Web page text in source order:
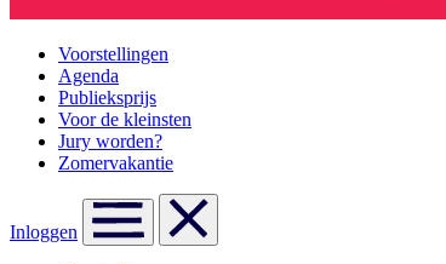
Voorstellingen
Agenda
Publieksprijs
Voor de kleinsten
Jury worden?
Zomervakantie
Inloggen